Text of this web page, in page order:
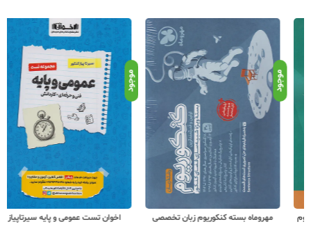
مهروماه بسته کنکوریوم زبان تخصصی
موجود
اخوان تست عمومی و پایه سیرتاپیاز